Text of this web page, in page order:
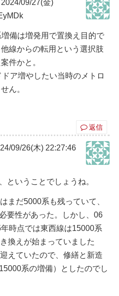
09/27(金)
備は増発用で置換え目的で
線からの転用という選択肢
件かと。
ア増やしたい当時のメトロ
ん。
返信
09/26(木) 22:27:46
ということでしょうね。
まだ5000系も残っていて、
要性があった。しかし、06
時点では東西線は15000系
換えが始まっていました
えていたので、修繕と新造
系の増備）としたのでし